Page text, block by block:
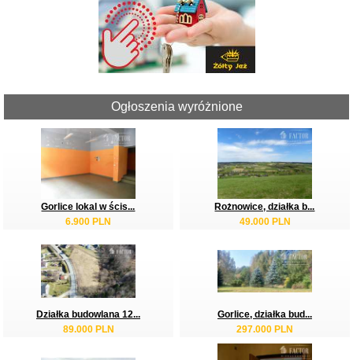
Ogłoszenia wyróżnione
Gorlice lokal w ścis...
6.900 PLN
Rożnowice, działka b...
49.000 PLN
Działka budowlana 12...
89.000 PLN
Gorlice, działka bud...
297.000 PLN